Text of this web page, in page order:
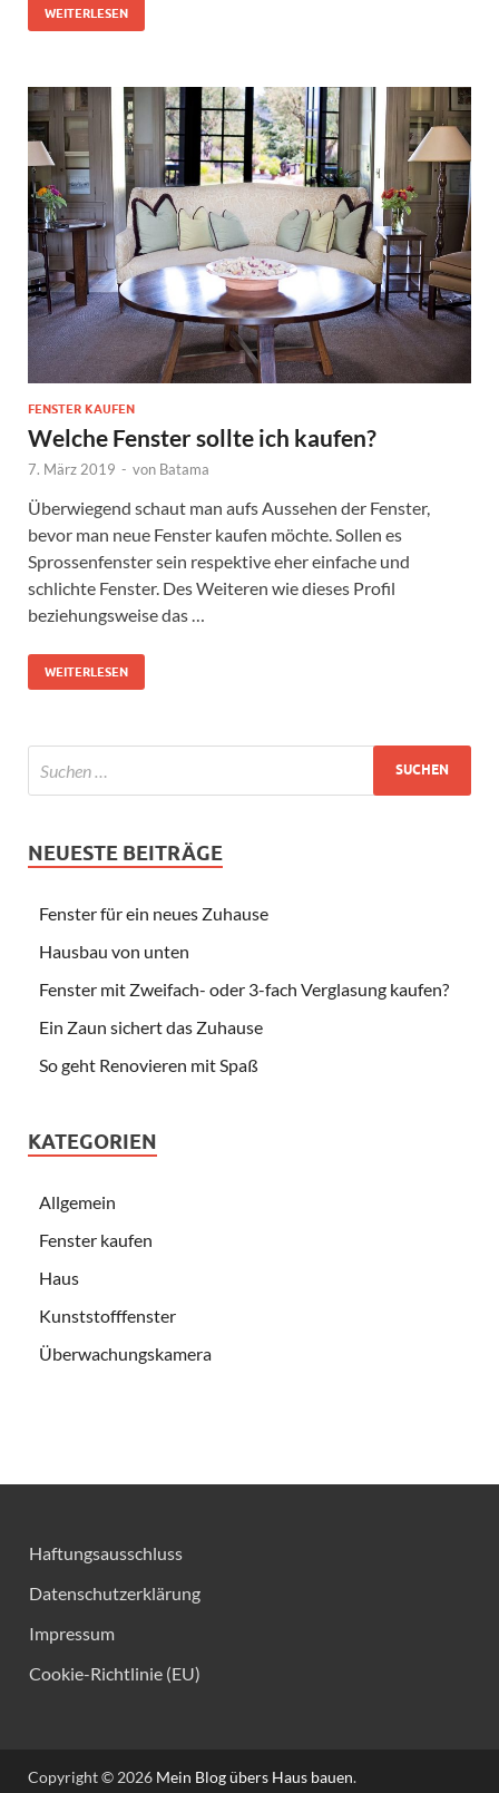
WEITERLESEN
FENSTER KAUFEN
Welche Fenster sollte ich kaufen?
7. März 2019 - von Batama
Überwiegend schaut man aufs Aussehen der Fenster,
bevor man neue Fenster kaufen möchte. Sollen es
Sprossenfenster sein respektive eher einfache und
schlichte Fenster. Des Weiteren wie dieses Profil
beziehungsweise das …
WEITERLESEN
NEUESTE BEITRÄGE
Fenster für ein neues Zuhause
Hausbau von unten
Fenster mit Zweifach- oder 3-fach Verglasung kaufen?
Ein Zaun sichert das Zuhause
So geht Renovieren mit Spaß
KATEGORIEN
Allgemein
Fenster kaufen
Haus
Kunststofffenster
Überwachungskamera
Haftungsausschluss
Datenschutzerklärung
Impressum
Cookie-Richtlinie (EU)
Copyright © 2026 Mein Blog übers Haus bauen.